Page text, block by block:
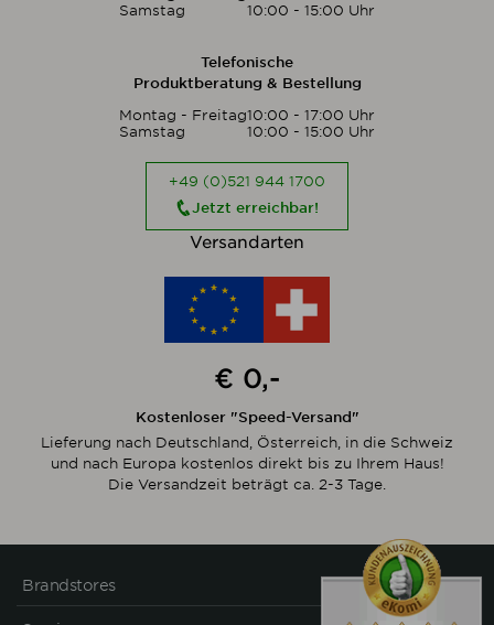
Samstag
10:00 - 15:00 Uhr
Telefonische
Produktberatung & Bestellung
Montag - Freitag10:00 - 17:00 Uhr
Samstag
10:00 - 15:00 Uhr
+49 (0)521 944 1700
Jetzt erreichbar!
Versandarten
€ 0,-
Kostenloser "Speed-Versand"
Lieferung nach Deutschland, Österreich, in die Schweiz
und nach Europa kostenlos direkt bis zu Ihrem Haus!
Die Versandzeit beträgt ca. 2-3 Tage.
Brandstores